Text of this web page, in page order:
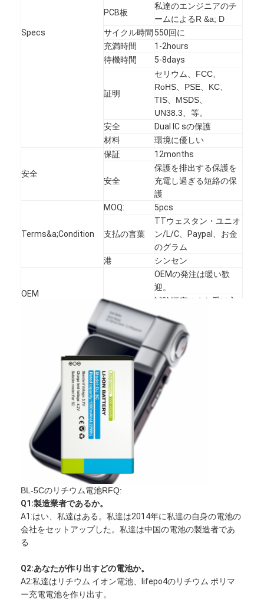
プロダクト
私達に連絡しなさい
ニュース
今すぐチャット
リチウム lifepo4 電池
リチウム イオン充電電池
エネルギー蓄積電池
Specs
PCB板
私達のエンジニアのチ
ームによるR &a; D
サイクル時間 550回に
充満時間
1-2hours
待機時間
5-8days
証明
セリウム、FCC、
RoHS、PSE、KC、
TIS、MSDS、
UN38.3、等。
安全
DuaI IC sの保護
材料
環境に優しい
安全
保証 12months
安全
保護を排出する保護を
充電し過ぎる短絡の保
護
Terms&a;Condition
MOQ: 5pcs
支払の言葉
TTウェスタン・ユニオ
ン/L/C、Paypal、お金
のグラム
港
シンセン
OEM
OEMの発注は暖い歓
迎。
試験順序はまた受け入
れられる。
働く臨時雇用
者
（- 10~50°C）
BL-5Cのリチウム電池RFQ:
Q1:製造業者であるか。
A1:はい、私達はある。私達は2014年に私達の自身の電池の
会社をセットアップした。私達は中国の電池の製造者であ
る
Q2:あなたが作り出すどの電池か。
A2:私達はリチウム イオン電池、lifepo4のリチウム ポリマ
ー充電電池を作り出す。